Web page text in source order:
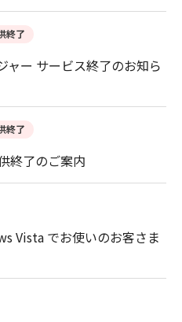
終了
ャー サービス終了のお知ら
終了
終了のご案内
Vista でお使いのお客さま